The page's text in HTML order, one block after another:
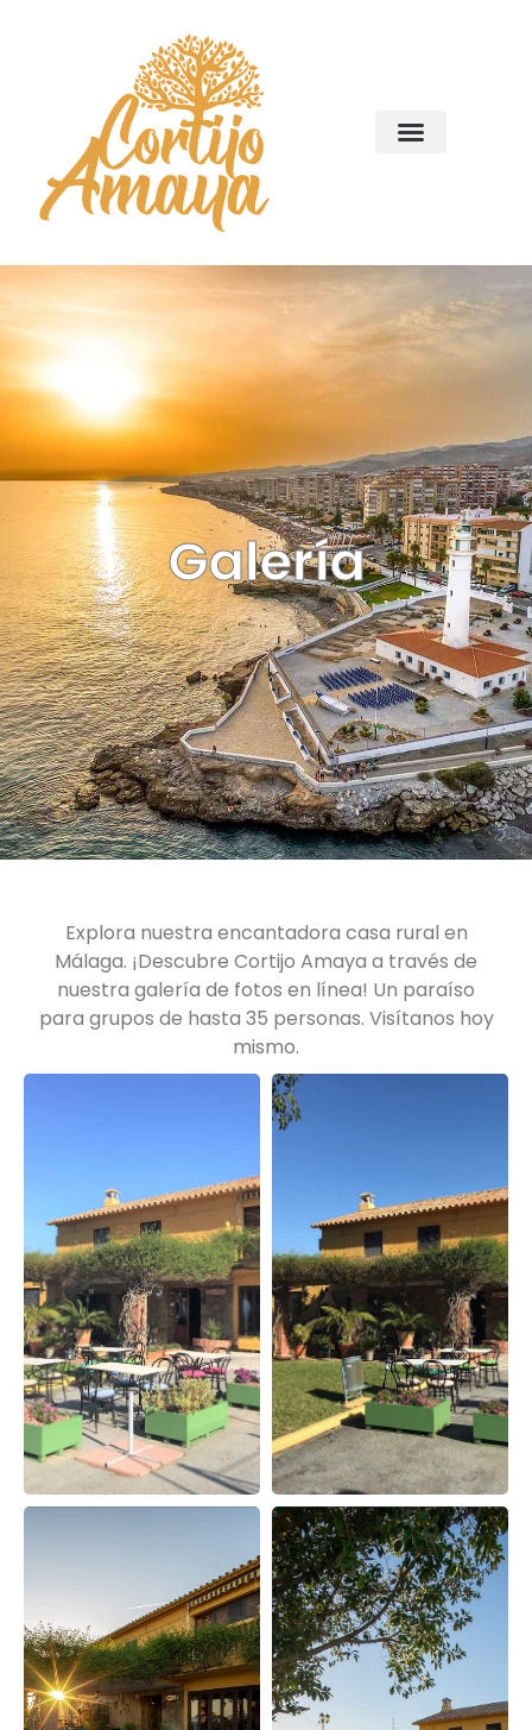
Galería
Explora nuestra encantadora casa rural en
Málaga. ¡Descubre Cortijo Amaya a través de
nuestra galería de fotos en línea! Un paraíso
para grupos de hasta 35 personas. Visítanos hoy
mismo.